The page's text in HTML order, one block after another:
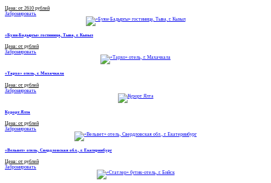
Цена: от 2610 рублей
Забронировать
«Буян-Бадыргы» гостиница, Тыва, г. Кызыл
Цена: от рублей
Забронировать
«Тархо» отель, г. Махачкала
Цена: от рублей
Забронировать
Курорт Ялта
Цена: от рублей
Забронировать
«Вельвет» отель, Свердловская обл., г. Екатеринбург
Цена: от рублей
Забронировать